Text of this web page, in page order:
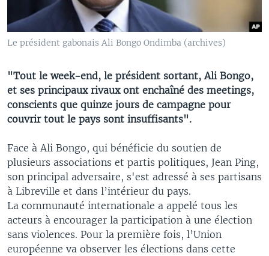
Le président gabonais Ali Bongo Ondimba (archives)
"Tout le week-end, le président sortant, Ali Bongo,
et ses principaux rivaux ont enchaîné des meetings,
conscients que quinze jours de campagne pour
couvrir tout le pays sont insuffisants".
Face à Ali Bongo, qui bénéficie du soutien de
plusieurs associations et partis politiques, Jean Ping,
son principal adversaire, s'est adressé à ses partisans
à Libreville et dans l’intérieur du pays.
La communauté internationale a appelé tous les
acteurs à encourager la participation à une élection
sans violences. Pour la première fois, l’Union
européenne va observer les élections dans cette